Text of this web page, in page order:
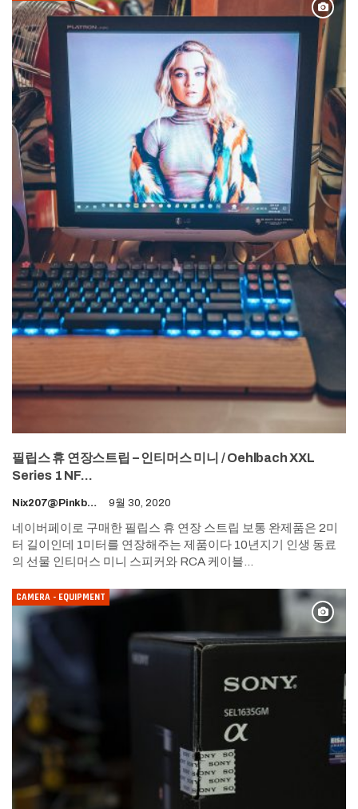
필립스 휴 연장스트립 – 인티머스 미니 / Oehlbach XXL
Series 1 NF…
Nix207@pinkboy.org 9월 30, 2020
네이버페이로 구매한 필립스 휴 연장 스트립 보통 완제품은 2미
터 길이인데 1미터를 연장해주는 제품이다 10년지기 인생 동료
의 선물 인티머스 미니 스피커와 RCA 케이블…
CAMERA - EQUIPMENT